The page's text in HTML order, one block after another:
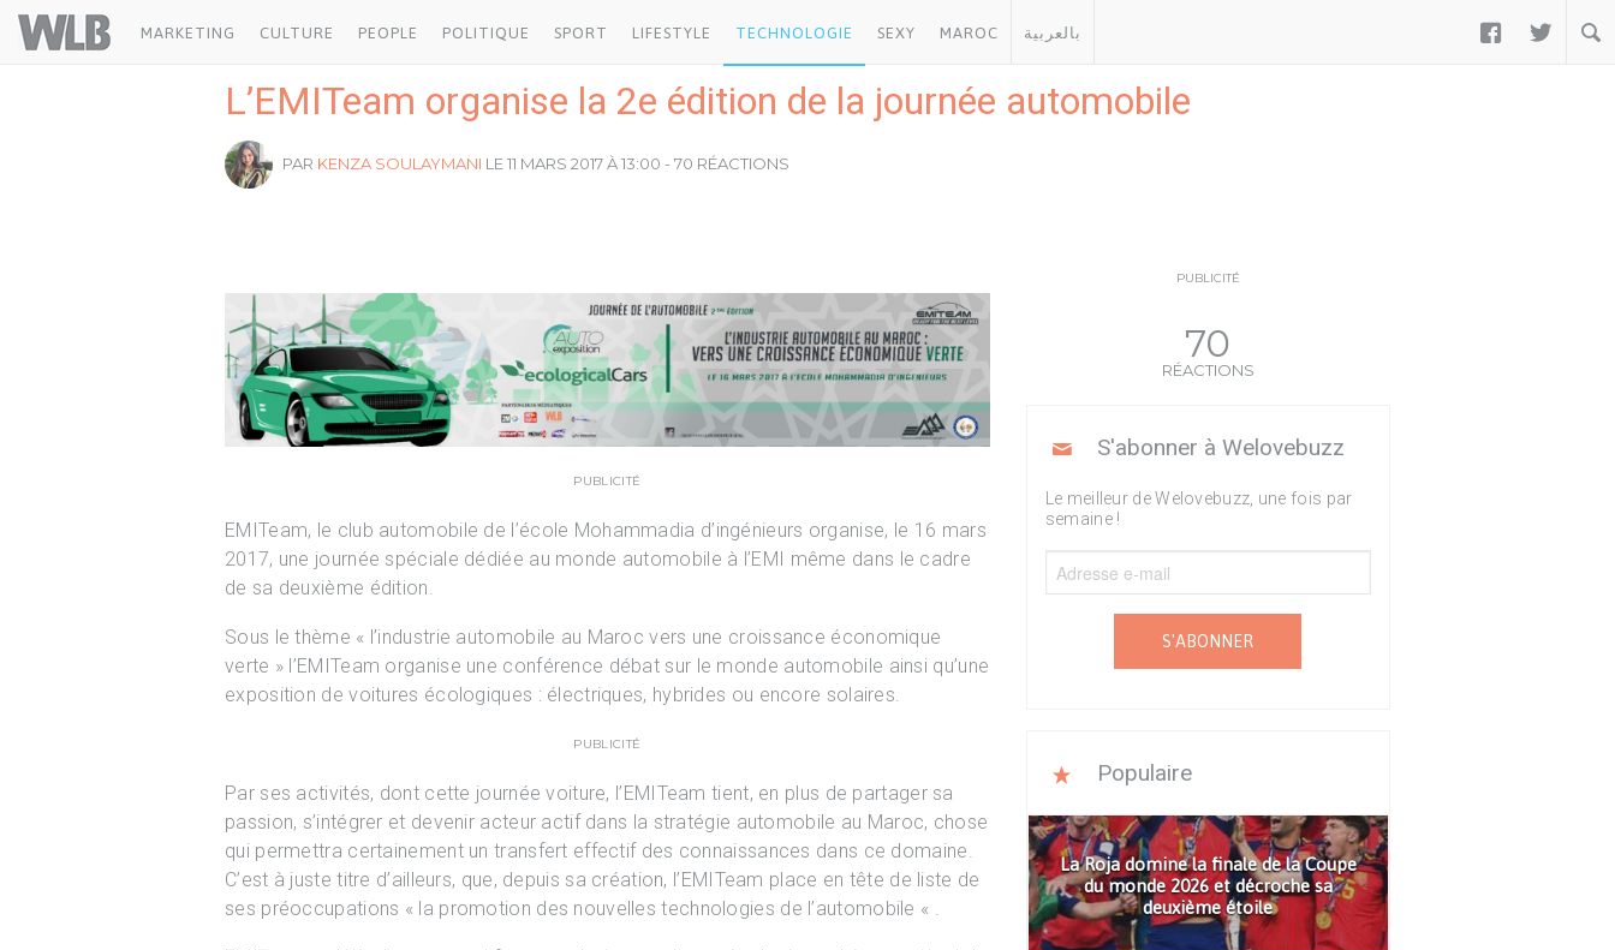
Welovebuzz
MARKETING CULTURE PEOPLE POLITIQUE SPORT LIFESTYLE TECHNOLOGIE SEXY MAROC بالعربية  
L’EMITeam organise la 2e édition de la journée automobile
PAR KENZA SOULAYMANI LE 11 MARS 2017 À 13:00 - 70 RÉACTIONS
PUBLICITÉ
EMITeam, le club automobile de l’école Mohammadia d’ingénieurs organise, le 16 mars
2017, une journée spéciale dédiée au monde automobile à l’EMI même dans le cadre
de sa deuxième édition.
Sous le thème « l’industrie automobile au Maroc vers une croissance économique
verte » l’EMITeam organise une conférence débat sur le monde automobile ainsi qu’une
exposition de voitures écologiques : électriques, hybrides ou encore solaires.
PUBLICITÉ
Par ses activités, dont cette journée voiture, l’EMITeam tient, en plus de partager sa
passion, s’intégrer et devenir acteur actif dans la stratégie automobile au Maroc, chose
qui permettra certainement un transfert effectif des connaissances dans ce domaine.
C’est à juste titre d’ailleurs, que, depuis sa création, l’EMITeam place en tête de liste de
ses préoccupations « la promotion des nouvelles technologies de l’automobile « .
PUBLICITÉ
70
RÉACTIONS
S'abonner à Welovebuzz
Le meilleur de Welovebuzz, une fois par
semaine !
S'ABONNER
Populaire
La Roja domine la finale de la Coupe
du monde 2026 et décroche sa
deuxième étoile